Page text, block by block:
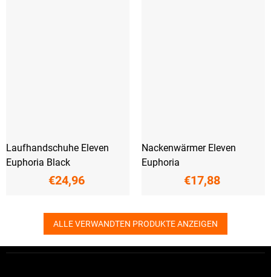
Laufhandschuhe Eleven
Euphoria Black
€24,96
Nackenwärmer Eleven
Euphoria
€17,88
ALLE VERWANDTEN PRODUKTE ANZEIGEN